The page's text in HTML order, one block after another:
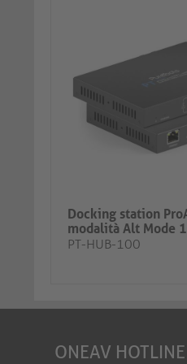
Docking station
modalità Alt Mode
PT-HUB-100
ONEAV HOTLINE